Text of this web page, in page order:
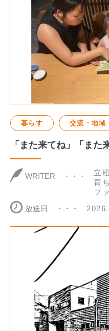
暮らす 交流・地域
「また来てね」「また
WRITER
立
育
フ
放送日